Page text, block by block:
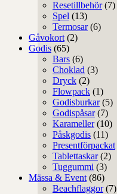
Resetillbehör (7)
Spel (13)
Termosar (6)
Gåvokort (2)
Godis (65)
Bars (6)
Choklad (3)
Dryck (2)
Flowpack (1)
Godisburkar (5)
Godispåsar (7)
Karameller (10)
Påskgodis (11)
Presentförpackat
Tablettaskar (2)
Tuggummi (3)
Mässa & Event (86)
Beachflaggor (7)